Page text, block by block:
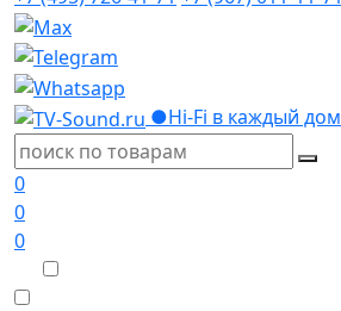
●Hi-Fi в каждый дом
0
0
0